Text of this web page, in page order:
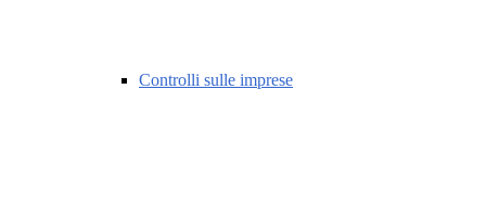
Controlli sulle imprese